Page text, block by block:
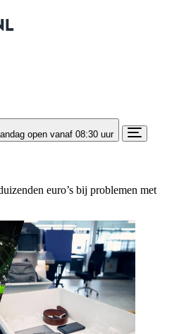
open vanaf 08:30 uur
euro’s bij problemen met